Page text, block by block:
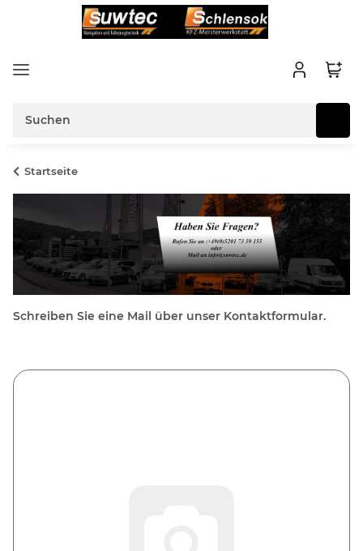
Startseite
Schreiben Sie eine Mail über unser Kontaktformular.